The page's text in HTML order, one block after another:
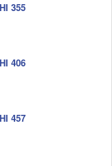
355
406
457